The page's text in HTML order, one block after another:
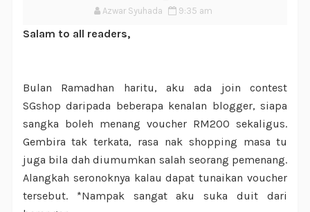
Azwar Syuhada 9:35 am
Salam to all readers,
Bulan Ramadhan haritu, aku ada join contest
SGshop daripada beberapa kenalan blogger, siapa
sangka boleh menang voucher RM200 sekaligus.
Gembira tak terkata, rasa nak shopping masa tu
juga bila dah diumumkan salah seorang pemenang.
Alangkah seronoknya kalau dapat tunaikan voucher
tersebut. *Nampak sangat aku suka duit dari